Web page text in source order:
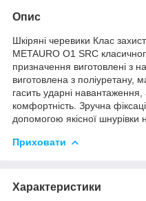
Опис
Шкіряні черевики Клас
METAURO O1 SRC
призначення виготовлені з
виготовлена з поліуретану,
гасить ударні навантаження,
комфортність. Зручна
допомогою якісної шнурівки
Приховати
Характеристики